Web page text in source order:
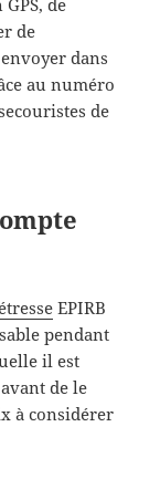
de
de
dans
au numéro
de
EPIRB
pendant
il est
de le
à considérer